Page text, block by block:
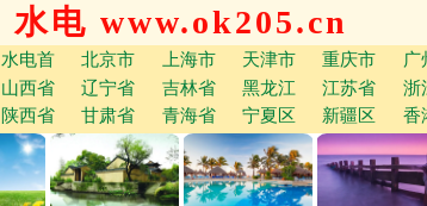
水电 www.ok205.cn
水电首 北京市 上海市 天津市 重庆市 广
山西省
辽宁省 吉林省 黑龙江 江苏省 浙
陕西省
甘肃省 青海省 宁夏区 新疆区 香